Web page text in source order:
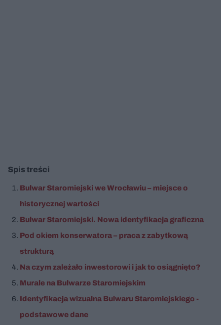
Spis treści
Bulwar Staromiejski we Wrocławiu – miejsce o
historycznej wartości
Bulwar Staromiejski. Nowa identyfikacja graficzna
Pod okiem konserwatora – praca z zabytkową
strukturą
Na czym zależało inwestorowi i jak to osiągnięto?
Murale na Bulwarze Staromiejskim
Identyfikacja wizualna Bulwaru Staromiejskiego -
podstawowe dane